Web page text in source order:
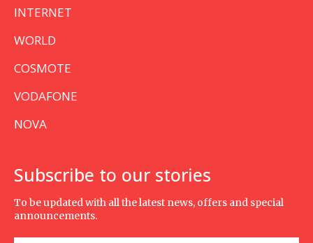
INTERNET
WORLD
COSMOTE
VODAFONE
NOVA
Subscribe to our stories
To be updated with all the latest news, offers and special
announcements.